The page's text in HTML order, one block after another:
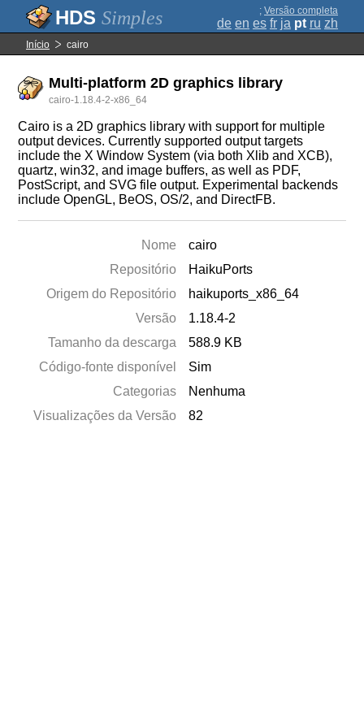
Simples ; Versão completa
de en es fr ja pt ru zh
Início cairo
Multi-platform 2D graphics library
cairo-1.18.4-2-x86_64
Cairo is a 2D graphics library with support for multiple
output devices. Currently supported output targets
include the X Window System (via both Xlib and XCB),
quartz, win32, and image buffers, as well as PDF,
PostScript, and SVG file output. Experimental backends
include OpenGL, BeOS, OS/2, and DirectFB.
Nome
cairo
Repositório
HaikuPorts
Origem do Repositório
haikuports_x86_64
Versão
1.18.4-2
Tamanho da descarga
588.9 KB
Código-fonte disponível
Sim
Categorias
Nenhuma
Visualizações da Versão
82